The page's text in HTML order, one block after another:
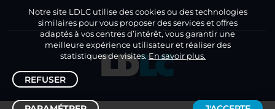
Notre site LDLC utilise des cookies ou des technologies
similaires pour vous proposer des services et offres
adaptés à vos centres d’intérêt, vous garantir une
meilleure expérience utilisateur et réaliser des
statistiques de visites.En savoir plus.
REFUSER